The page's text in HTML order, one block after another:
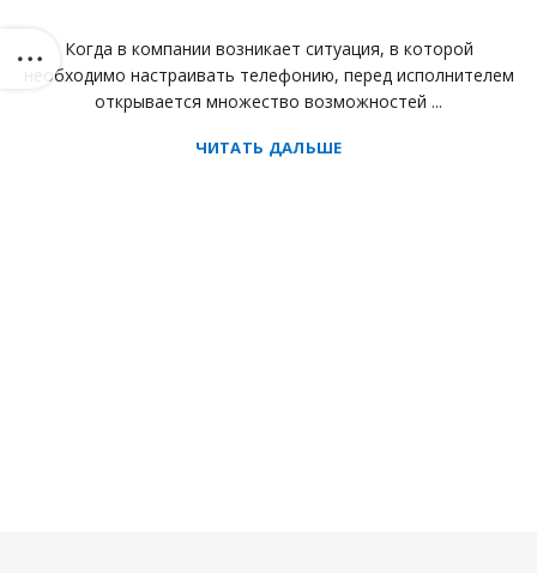
Когда в компании возникает ситуация, в которой
необходимо настраивать телефонию, перед исполнителем
открывается множество возможностей ...
ЧИТАТЬ ДАЛЬШЕ